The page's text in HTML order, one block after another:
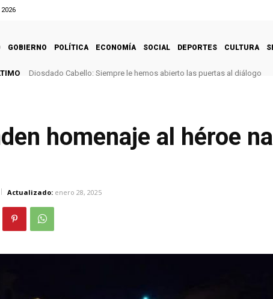
GOBIERNO POLÍTICA ECONOMÍA SOCIAL DEPORTES CULTURA
Diosdado Cabello: Siempre le hemos abierto las puertas al diálogo
homenaje al héroe
Actualizado: enero 28, 2025